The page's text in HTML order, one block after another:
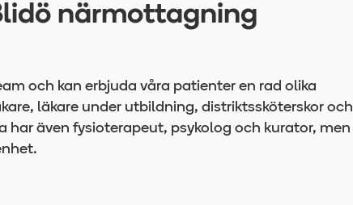
närmottagning
och kan erbjuda våra patienter en rad olika
läkare under utbildning, distriktssköterskor och
har även fysioterapeut, psykolog och kurator, men